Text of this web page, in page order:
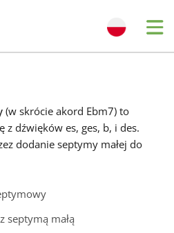
(w skrócie akord Ebm7) to
z dźwięków es, ges, b, i des.
dodanie septymy małej do
septymą małą